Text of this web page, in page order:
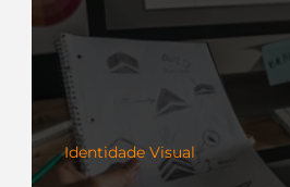
Identidade Visual